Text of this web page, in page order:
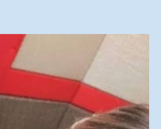
com a campanha de Álvaro
apoio à
da participação dos cristãos
a valorização de princípios
corrupção, o